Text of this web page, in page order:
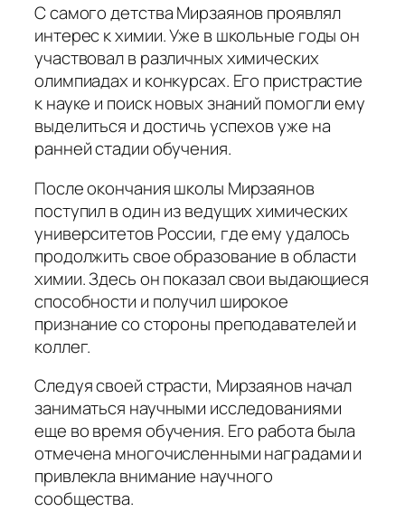
С самого детства Мирзаянов проявлял
интерес к химии. Уже в школьные годы он
участвовал в различных химических
олимпиадах и конкурсах. Его пристрастие
к науке и поиск новых знаний помогли ему
выделиться и достичь успехов уже на
ранней стадии обучения.
После окончания школы Мирзаянов
поступил в один из ведущих химических
университетов России, где ему удалось
продолжить свое образование в области
химии. Здесь он показал свои выдающиеся
способности и получил широкое
признание со стороны преподавателей и
коллег.
Следуя своей страсти, Мирзаянов начал
заниматься научными исследованиями
еще во время обучения. Его работа была
отмечена многочисленными наградами и
привлекла внимание научного
сообщества.